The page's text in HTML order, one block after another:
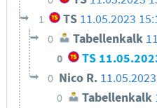
1 TS 11.05.2023
0 Tabellenkalk
0 TS
0 Nico R.
0 Tabellenkalk